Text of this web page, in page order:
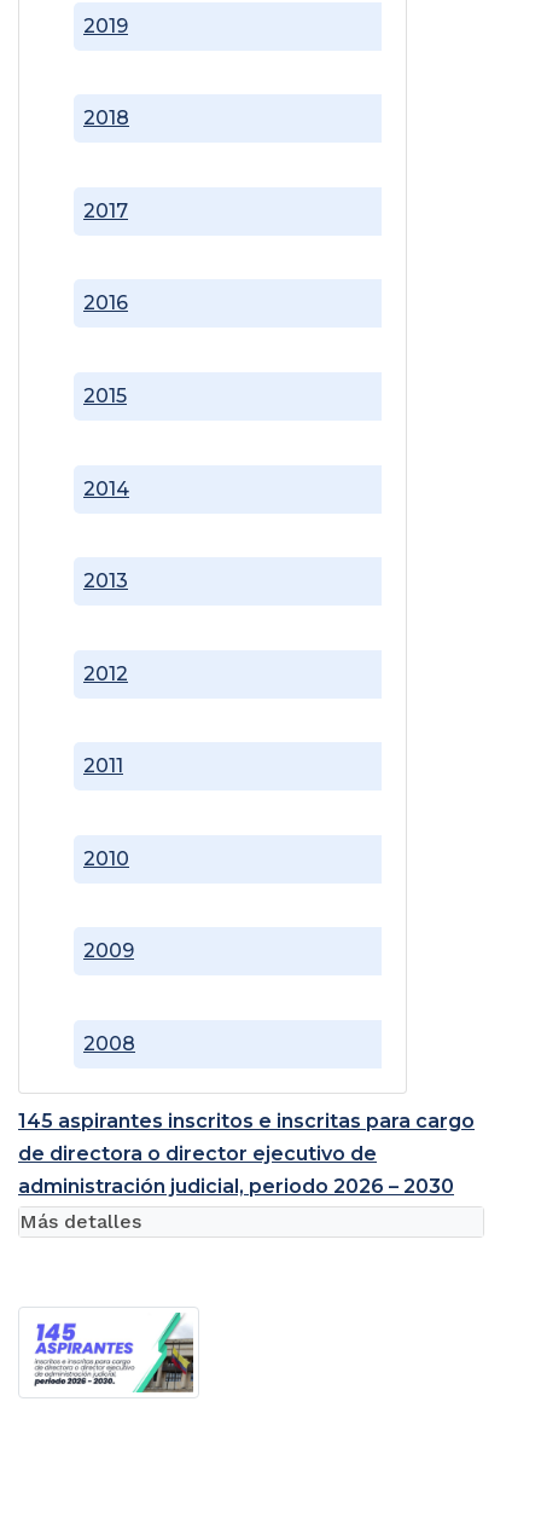
2008
2009
2010
2011
2012
2013
2014
2015
2016
2017
2018
2019
145 aspirantes inscritos e inscritas para cargo
de directora o director ejecutivo de
administración judicial, periodo 2026 – 2030
Más detalles